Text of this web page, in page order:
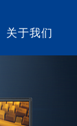
关于我们